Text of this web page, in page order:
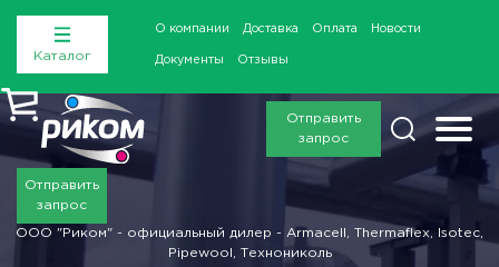
Каталог
О компании Доставка Оплата Новости
Документы Отзывы
Отправить
запрос
Отправить
запрос
ООО "Риком" - официальный дилер - Armacell, Thermaflex, Isotec,
Pipewool, Технониколь